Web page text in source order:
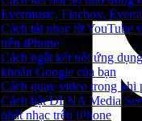
Evermusic, Flacbox,
Cách tải nhạc từ YouTube
trên iPhone
Cách ngắt kết nối ứng
khoản Google của bạn
Cách quay video trong khi
Cách bật DLNA Media
phát nhạc trên iPhone